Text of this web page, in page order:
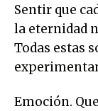
Sentir que
la eternidad
Todas estas
Emoción.